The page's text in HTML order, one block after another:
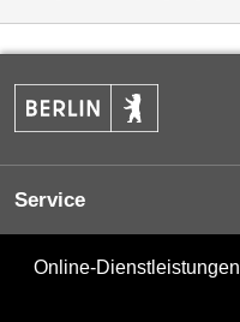
Service
Online-Dienstleistungen